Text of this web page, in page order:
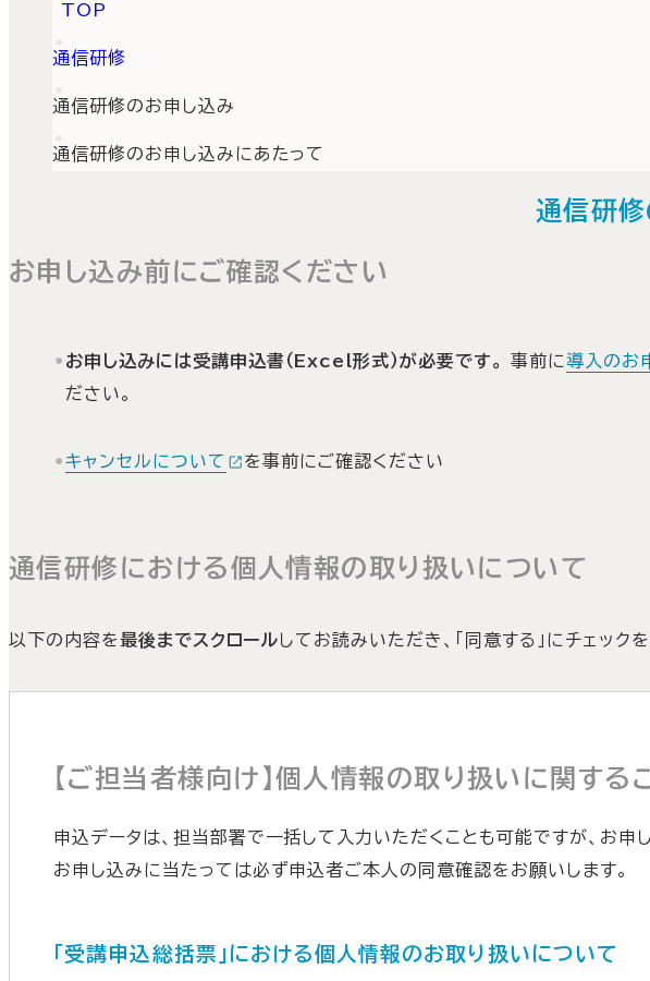
TOP
通信研修
通信研修のお申し込み
通信研修のお申し込みにあたって
通信研
お申し込み前にご確認ください
お申し込みには受講申込書（Excel形式）が必要です。 事前に導入のお
ださい。
キャンセルについて を事前にご確認ください
通信研修における個人情報の取り扱いについて
以下の内容を最後までスクロール してお読みいただき、「同意する」にチェック
【ご担当者様向け】個人情報の取り扱いに関する
申込データは、担当部署で一括して入力いただくことも可能ですが、お
お申し込みに当たっては必ず申込者ご本人の同意確認をお願いします。
「受講申込総括票」における個人情報のお取り扱いについて